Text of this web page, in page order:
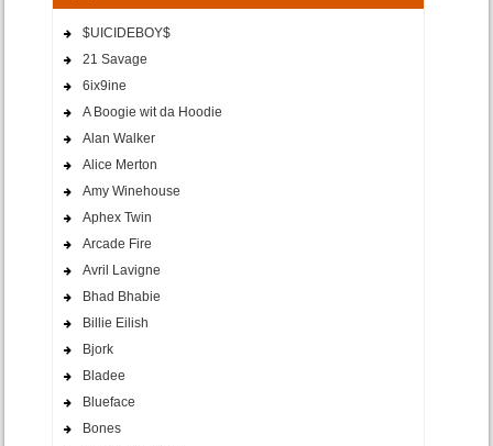
$UICIDEBOY$
21 Savage
6ix9ine
A Boogie wit da Hoodie
Alan Walker
Alice Merton
Amy Winehouse
Aphex Twin
Arcade Fire
Avril Lavigne
Bhad Bhabie
Billie Eilish
Bjork
Bladee
Blueface
Bones